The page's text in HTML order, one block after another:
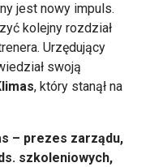
jest nowy impuls.
kolejny rozdział
Urzędujący
swoją
, który stanął na
– prezes zarządu,
szkoleniowych,